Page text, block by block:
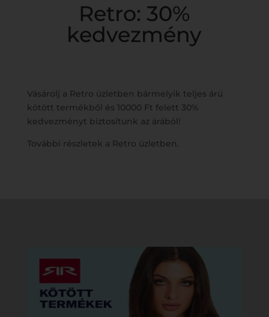
Retro: 30%
kedvezmény
Vásárolj a Retro üzletben bármelyik teljes árú
kötött termékből és 10000 Ft felett 30%
kedvezményt biztosítunk az árából!
További részletek a Retro üzletben.